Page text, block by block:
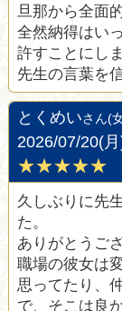
旦那から全面
全然納得はい
許すことにし
先生の言葉を
とくめいさん(
2026/07/20(
★★★★★
久しぶりに先
た。
ありがとうご
職場の彼女は
思ってたり、
で、そこは良